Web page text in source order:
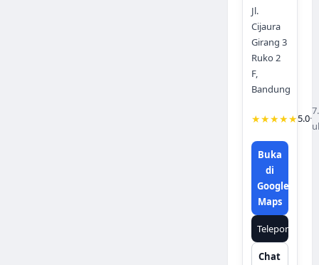
Jl.
Cijaura
Girang 3
Ruko 2
F,
Bandung
★★★★★5.0·
Buka
di
Google
Maps
Telepon
Chat